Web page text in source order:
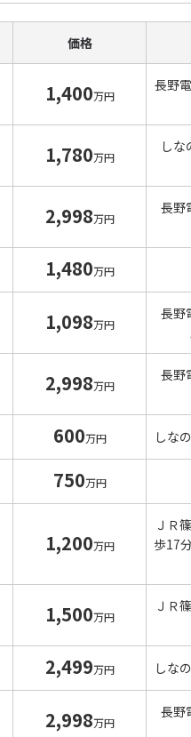
価格
1,400万円
長野
1,780万円
し
2,998万円
長野
1,480万円
1,098万円
長野
2,998万円
長野
600万円 しな
750万円
1,200万円
ＪＲ
歩17
1,500万円
ＪＲ
2,499万円 しな
2,998万円
長野